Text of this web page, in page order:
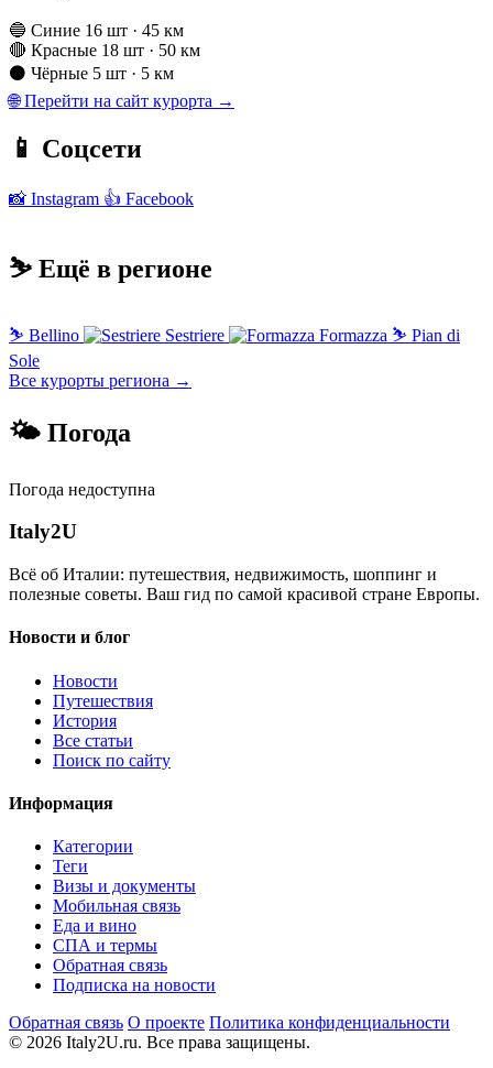
🔵 Синие 16 шт · 45 км
🔴 Красные 18 шт · 50 км
⚫ Чёрные 5 шт · 5 км
🌐 Перейти на сайт курорта →
📱 Соцсети
📸 Instagram 👍 Facebook
⛷️ Ещё в регионе
⛷ Bellino Sestriere Formazza ⛷ Pian di
Sole
Все курорты региона →
🌤 Погода
Погода недоступна
Italy2U
Всё об Италии: путешествия, недвижимость, шоппинг и
полезные советы. Ваш гид по самой красивой стране Европы.
Новости и блог
Новости
Путешествия
История
Все статьи
Поиск по сайту
Информация
Категории
Теги
Визы и документы
Мобильная связь
Еда и вино
СПА и термы
Обратная связь
Подписка на новости
Обратная связь О проекте Политика конфиденциальности
© 2026 Italy2U.ru. Все права защищены.